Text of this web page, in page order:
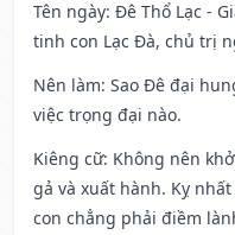
Tên ngày: Đê Thổ Lạc -
tinh con Lạc Đà, chủ trị
Nên làm: Sao Đê đại
việc trọng đại nào.
Kiêng cữ: Không nên
gả và xuất hành. Kỵ
con chẳng phải điềm